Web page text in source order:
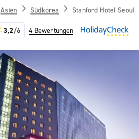
Asien Südkorea Stanford Hotel Seoul
3,2/6 4 Bewertungen